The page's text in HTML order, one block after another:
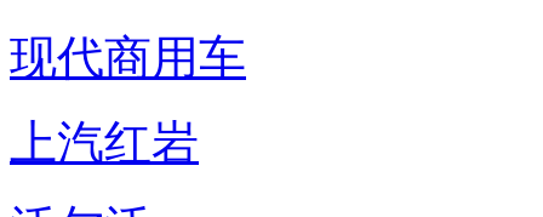
现代商用车
上汽红岩